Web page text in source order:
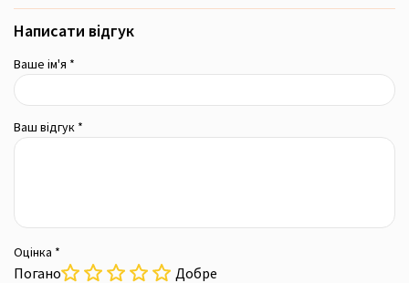
Написати відгук
Ваше ім'я *
Ваш відгук *
Оцінка *
Погано Добре